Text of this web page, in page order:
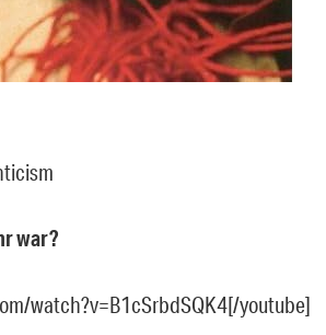
war?
watch?v=B1cSrbdSQK4[/youtube]